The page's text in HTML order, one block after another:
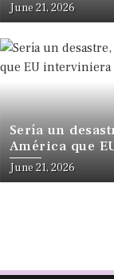
June 21, 2026
Sería un
América que
Insulza
June 21, 2026